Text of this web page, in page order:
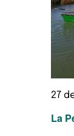
La
27